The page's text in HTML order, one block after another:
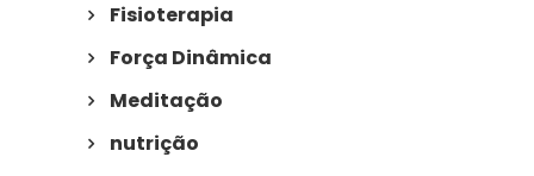
Fisioterapia
Força Dinâmica
Meditação
nutrição